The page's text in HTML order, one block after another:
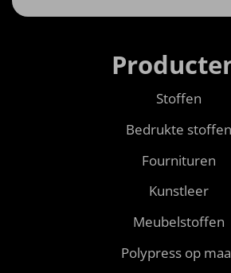
Stoffen
Bedrukte stoffen
Fournituren
Kunstleer
Meubelstoffen
Polypress op